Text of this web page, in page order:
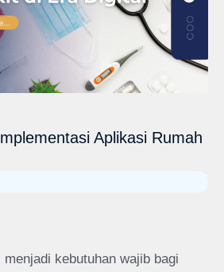
Aplikasi Rumah
kebutuhan wajib bagi